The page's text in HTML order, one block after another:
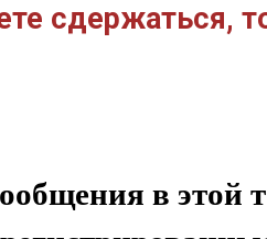
сдержаться,
в этой